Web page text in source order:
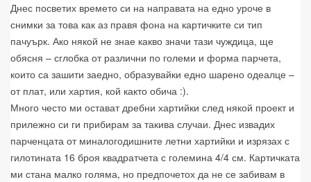
Днес посветих времето си на направата на едно уроче в
снимки за това как аз правя фона на картичките си тип
пачуърк. Ако някой не знае какво значи тази чуждица, ще
обясня – сглобка от различни по големи и форма парчета,
които са зашити заедно, образувайки едно шарено одеалце –
от плат, или хартия, кой както обича :).
Много често ми остават дребни хартийки след някой проект и
прилежно си ги прибирам за такива случаи. Днес извадих
парченцата от миналогодишните летни хартийки и изрязах с
гилотината 16 броя квадратчета с големина 4/4 см. Картичката
ми стана малко голяма, но предпочетох да не се забивам в